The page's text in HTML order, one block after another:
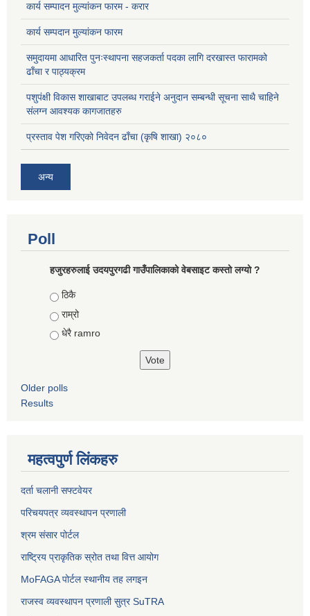
कार्य सम्पादन मुल्यांकन फारम - करार
कार्य सम्पदान मुल्यांकन फारम
समुदायमा आधारित पुनःस्थापना सहजकर्ता पदका लागि दरखास्त फारामको
ढाँचा र पाठ्यक्रम
पशुपंक्षी विकास शाखाबाट उपलब्ध गराईने अनुदान सम्बन्धी सूचना साथै चाहिने
संलग्न आवश्यक कागजातहरु
प्रस्ताव पेश गरिएको निवेदन ढाँचा (कृषि शाखा) २०८०
अन्य
Poll
हजुरहरुलाई उदयपुरगढी गाउँपालिकाको वेबसाइट कस्तो लग्यो ?
Choices
ठिकै
राम्रो
धेरै ramro
Older polls
Results
महत्वपुर्ण लिंकहरु
दर्ता चलानी सफ्टवेयर
परिचयपत्र व्यवस्थापन प्रणाली
श्रम संसार पोर्टल
राष्ट्रिय प्राकृतिक स्रोत तथा वित्त आयोग
MoFAGA पोर्टल स्थानीय तह लगइन
राजस्व व्यवस्थापन प्रणाली सुत्र SuTRA